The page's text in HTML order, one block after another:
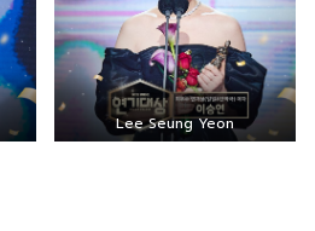
Lee Seung Yeon